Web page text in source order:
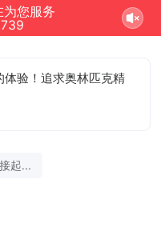
为您服务
验！追求奥林匹克精
开始沟通